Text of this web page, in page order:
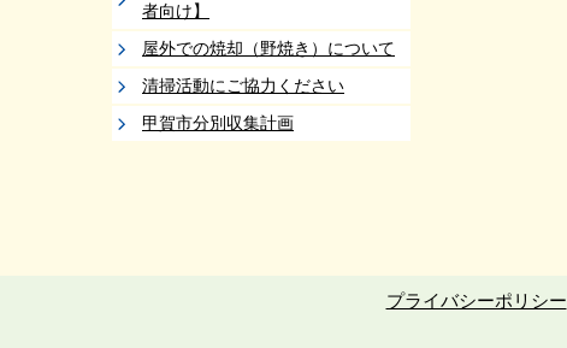
者向け】
屋外での焼却（野焼き）について
清掃活動にご協力ください
甲賀市分別収集計画
プライバシーポリシー